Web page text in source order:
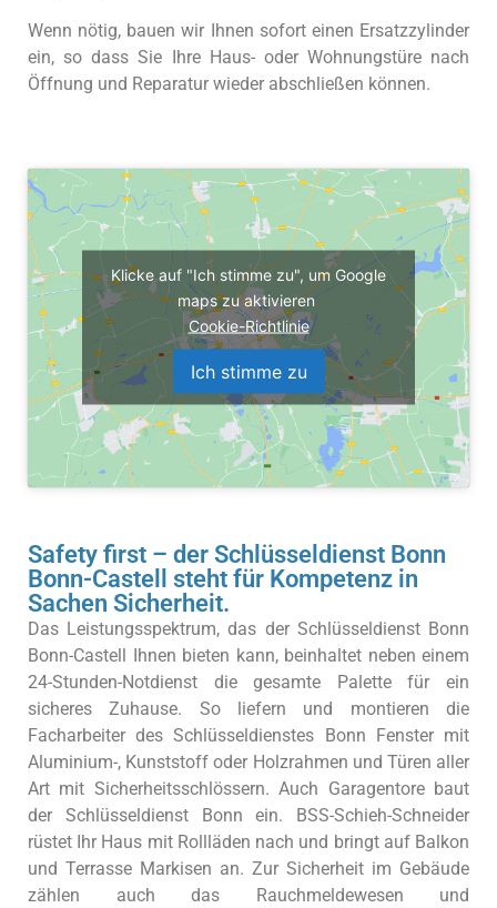
Wenn nötig, bauen wir Ihnen sofort einen Ersatzzylinder
ein, so dass Sie Ihre Haus- oder Wohnungstüre nach
Öffnung und Reparatur wieder abschließen können.
Klicke auf "Ich stimme zu", um Google
maps zu aktivieren
Cookie-Richtlinie
Ich stimme zu
Safety first – der Schlüsseldienst Bonn
Bonn-Castell steht für Kompetenz in
Sachen Sicherheit.
Das Leistungsspektrum, das der Schlüsseldienst Bonn
Bonn-Castell Ihnen bieten kann, beinhaltet neben einem
24-Stunden-Notdienst die gesamte Palette für ein
sicheres Zuhause. So liefern und montieren die
Facharbeiter des Schlüsseldienstes Bonn Fenster mit
Aluminium-, Kunststoff oder Holzrahmen und Türen aller
Art mit Sicherheitsschlössern. Auch Garagentore baut
der Schlüsseldienst Bonn ein. BSS-Schieh-Schneider
rüstet Ihr Haus mit Rollläden nach und bringt auf Balkon
und Terrasse Markisen an. Zur Sicherheit im Gebäude
zählen auch das Rauchmeldewesen und